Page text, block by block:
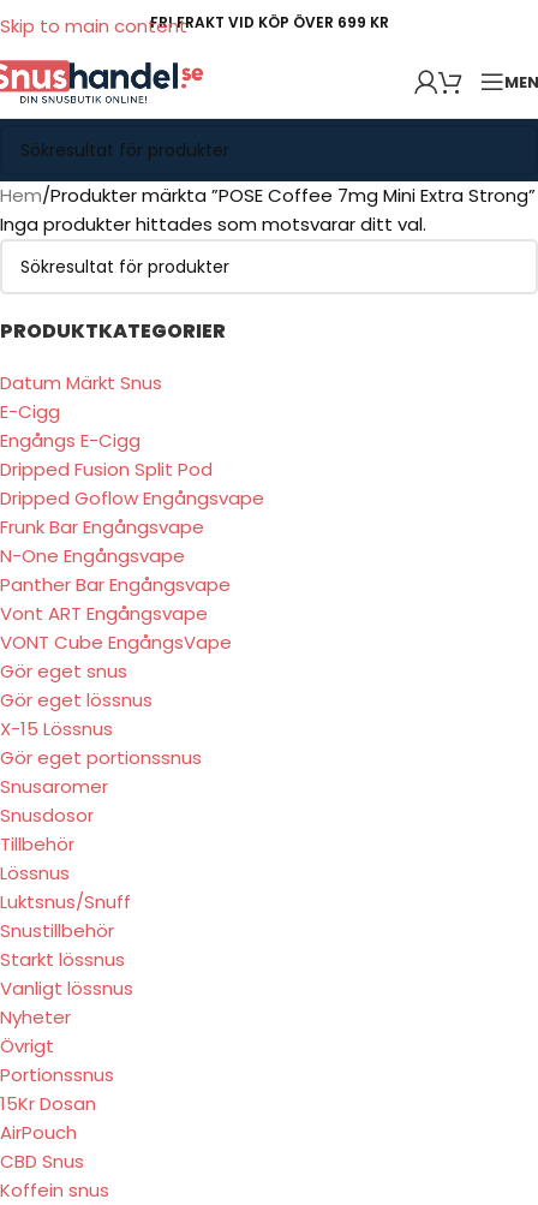
Skip to main contentFRI FRAKT VID KÖP ÖVER 699 KR
PRODUKTKATEGORIER
Datum Märkt Snus
E-Cigg
Engångs E-Cigg
Dripped Fusion Split Pod
Dripped Goflow Engångsvape
Frunk Bar Engångsvape
N-One Engångsvape
Panther Bar Engångsvape
Vont ART Engångsvape
VONT Cube EngångsVape
Gör eget snus
Gör eget lössnus
X-15 Lössnus
Gör eget portionssnus
Snusaromer
Snusdosor
Tillbehör
Lössnus
Luktsnus/Snuff
Snustillbehör
Starkt lössnus
Vanligt lössnus
Nyheter
Övrigt
Portionssnus
15Kr Dosan
AirPouch
CBD Snus
Koffein snus
Hem Produkter märkta ”POSE Coffee 7mg Mini Extra Strong”
Inga produkter hittades som motsvarar ditt val.